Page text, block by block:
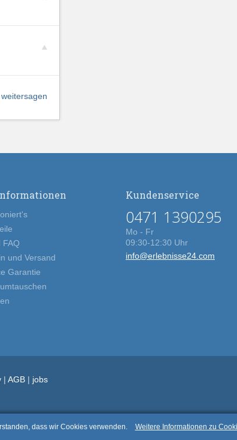
FAQ
und Versand
Garantie
Kundenservice
0471 1390295
Mo - Fr
09:30-12:30 Uhr
info@erlebnisse24.com
| AGB| jobs
dass wir Cookies verwenden. Weitere Informationen zu